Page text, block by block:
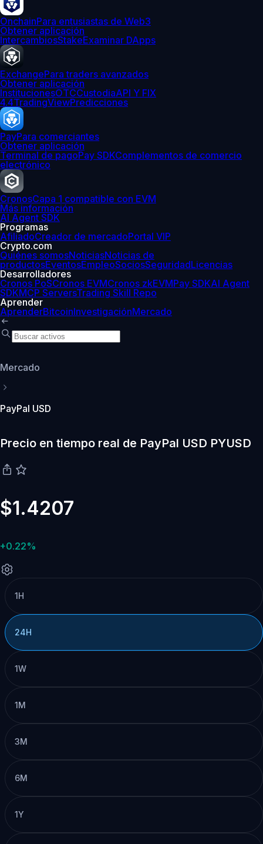
OnchainPara entusiastas de Web3
Obtener aplicación
IntercambiosStakeExaminar DApps
ExchangePara traders avanzados
Obtener aplicación
InstitucionesOTCCustodiaAPI Y FIX
4.4TradingViewPredicciones
PayPara comerciantes
Obtener aplicación
Terminal de pagoPay SDKComplementos de comercio
electrónico
CronosCapa 1 compatible con EVM
Más información
AI Agent SDK
Programas
AfiliadoCreador de mercadoPortal VIP
Crypto.com
Quiénes somosNoticiasNoticias de
productosEventosEmpleoSociosSeguridadLicencias
Desarrolladores
Cronos PoSCronos EVMCronos zkEVMPay SDKAI Agent
SDKMCP ServersTrading Skill Repo
Aprender
AprenderBitcoinInvestigaciónMercado
Mercado
PayPal USD
Precio en tiempo real de PayPal USD PYUSD
$1.4207
+0.22%
1H
24H
1W
1M
3M
6M
1Y